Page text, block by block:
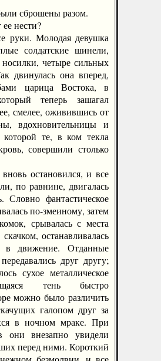
сброшены разом.
нести?
Молодая девушка
солдатские шинели,
четыре сильных
двинулась она вперед,
царица Востока, в
теперь зашагал
смелее, оживившись от
вдохновительницы и
те, в ком текла
совершили столько
остановился, и все
по равнине, двигалась
Словно фантастическое
по-змеиному, затем
срывалась с места
останавливалась
в движение. Отданные
друг другу;
сухое металлическое
тень быстро
можно было различить
галопом друг за
в ночном мраке. При
они внезапно увидели
перед ними. Короткий